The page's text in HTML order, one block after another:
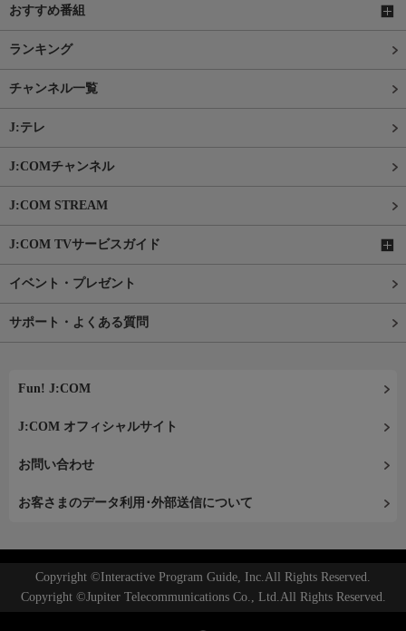
おすすめ番組
ランキング
チャンネル一覧
J:テレ
J:COMチャンネル
J:COM STREAM
J:COM TVサービスガイド
イベント・プレゼント
サポート・よくある質問
Fun! J:COM
J:COM オフィシャルサイト
お問い合わせ
お客さまのデータ利用･外部送信について
Copyright ©Interactive Program Guide, Inc.All Rights Reserved.
Copyright ©Jupiter Telecommunications Co., Ltd.All Rights Reserved.